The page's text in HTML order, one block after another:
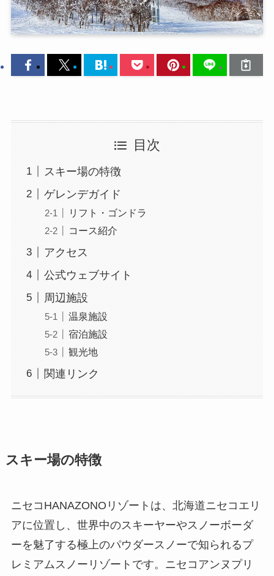
目次
スキー場の特徴
ゲレンデガイド
リフト・ゴンドラ
コース紹介
アクセス
公式ウェブサイト
周辺施設
温泉施設
宿泊施設
観光地
関連リンク
スキー場の特徴
ニセコHANAZONOリゾートは、北海道ニセコエリ
アに位置し、世界中のスキーヤーやスノーボーダ
ーを魅了する極上のパウダースノーで知られるプ
レミアムスノーリゾートです。ニセコアンヌプリ